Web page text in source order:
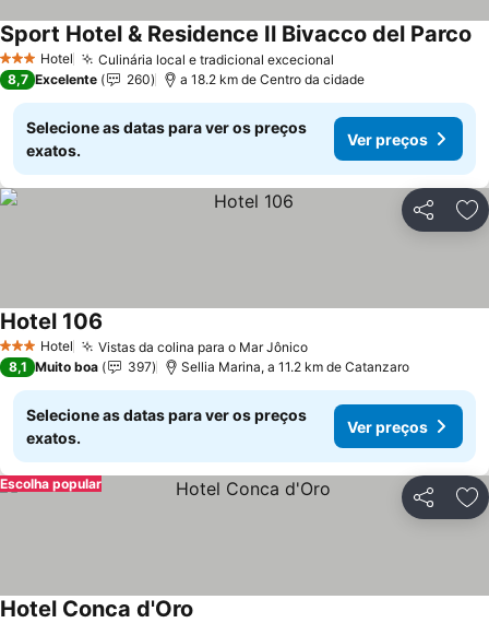
3 EstrelasHotel Culinária local e tradicional excecional
Sport Hotel & Residence Il Bivacco del Parco
8,7 Excelente 260 a 18.2 km de Centro da cidade
Selecione as datas para ver os preços
exatos.
Ver preços
Partilhar
3 EstrelasHotel Vistas da colina para o Mar JônicoVer preços
Hotel 106
8,1 Muito boa 397 Sellia Marina, a 11.2 km de Catanzaro
Selecione as datas para ver os preços
exatos.
Ver preços
Partilhar
Escolha popular
Hotel Conca d'Oro